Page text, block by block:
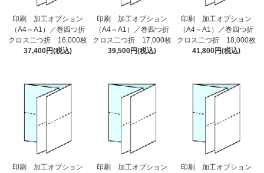
印刷 加工オプション
（A4～A1）／巻四つ折
クロス二つ折 16,000枚
37,400円(税込)
印刷 加工オプション
（A4～A1）／巻四つ折
クロス二つ折 17,000枚
39,500円(税込)
印刷 加工オプション
（A4～A1）／巻四つ折
クロス二つ折 18,000枚
41,800円(税込)
印刷 加工オプション
印刷 加工オプション
印刷 加工オプション